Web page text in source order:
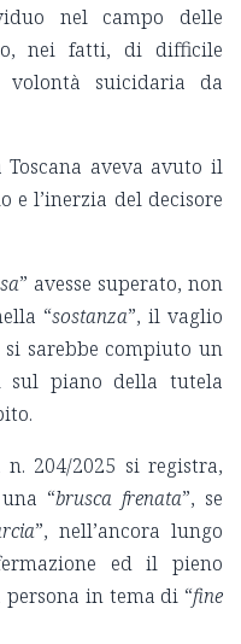
nel campo delle
nei fatti, di difficile
volontà suicidaria da
aveva avuto il
e l’inerzia del decisore
” avesse superato, non
“sostanza”, il vaglio
sarebbe compiuto un
sul piano della tutela
204/2025 si registra,
“brusca frenata”, se
”, nell’ancora lungo
ed il pieno
in tema di “fine